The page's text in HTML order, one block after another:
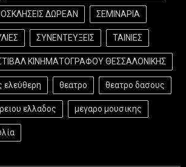
ΔΩΡΕΑΝ ΣΕΜΙΝΑΡΙΑ
ΣΥΝΕΝΤΕΥΞΕΙΣ ΤΑΙΝΙΕΣ
ΚΙΝΗΜΑΤΟΓΡΑΦΟΥ ΘΕΣΣΑΛΟΝΙΚΗΣ
ελεύθερη θεατρο θεατρο δασους
ελλαδος μεγαρο μουσικης